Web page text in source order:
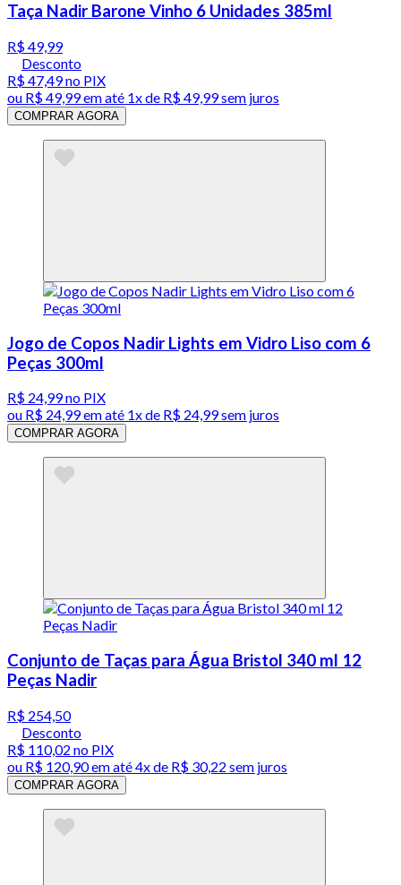
Taça Nadir Barone Vinho 6 Unidades 385ml
R$ 49,99
Desconto
R$ 47,49no PIX
ou R$ 49,99em até 1x de R$ 49,99sem juros
COMPRAR AGORA
Jogo de Copos Nadir Lights em Vidro Liso com 6
Peças 300ml
R$ 24,99no PIX
ou R$ 24,99em até 1x de R$ 24,99sem juros
COMPRAR AGORA
Conjunto de Taças para Água Bristol 340 ml 12
Peças Nadir
R$ 254,50
Desconto
R$ 110,02 no PIX
ou R$ 120,90em até4x de R$ 30,22 sem juros
COMPRAR AGORA